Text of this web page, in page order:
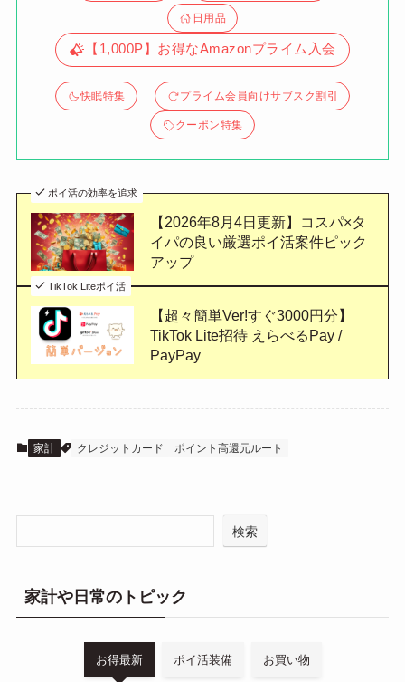
日用品
【1,000P】お得なAmazonプライム入会
快眠特集 プライム会員向けサブスク割引
クーポン特集
ポイ活の効率を追求
【2026年8月4日更新】コスパ×タ
イパの良い厳選ポイ活案件ピック
アップ
TikTok Liteポイ活
【超々簡単Ver!すぐ3000円分】
TikTok Lite招待 えらべるPay /
PayPay
家計 クレジットカード ポイント高還元ルート
検索
家計や日常のトピック
お得最新 ポイ活装備 お買い物